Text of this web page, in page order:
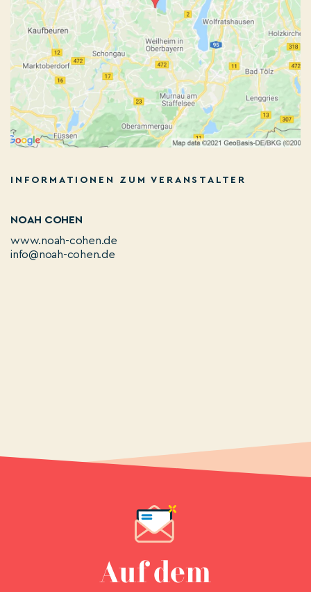
INFORMATIONEN ZUM VERANSTALTER
NOAH COHEN
www.noah-cohen.de
info@noah-cohen.de
Auf dem